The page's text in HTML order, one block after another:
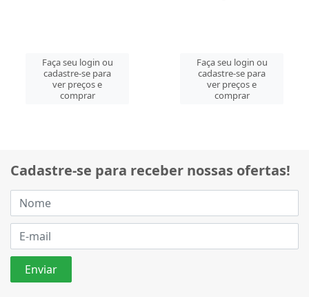
Faça seu login ou
cadastre-se para
ver preços e
comprar
Faça seu login ou
cadastre-se para
ver preços e
comprar
Cadastre-se para receber nossas ofertas!